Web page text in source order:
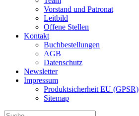
Vorstand und Patronat
Leitbild
Offene Stellen
Kontakt
Buchbestellungen
AGB
Datenschutz
Newsletter
Impressum
Produktsicherheit EU (GPSR)
Sitemap